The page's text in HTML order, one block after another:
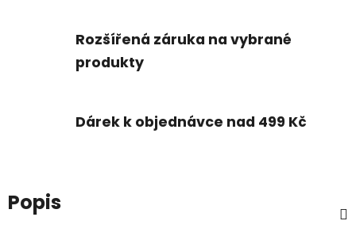
Rozšířená záruka na vybrané
produkty
Dárek k objednávce nad 499 Kč
Popis